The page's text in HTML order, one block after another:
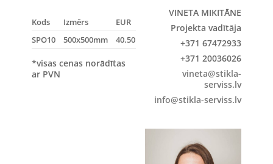
Kods Izmērs
EUR
SPO10
500x500mm 40.50
*visas cenas norādītas
ar PVN
VINETA MIKITĀNE
Projekta vadītāja
+371 67472933
+371 20036026
vineta@stikla-
serviss.lv
info@stikla-serviss.lv